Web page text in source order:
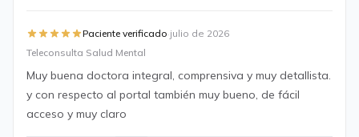
Paciente verificado·julio de 2026
Teleconsulta Salud Mental
Muy buena doctora integral, comprensiva y muy detallista.
y con respecto al portal también muy bueno, de fácil
acceso y muy claro